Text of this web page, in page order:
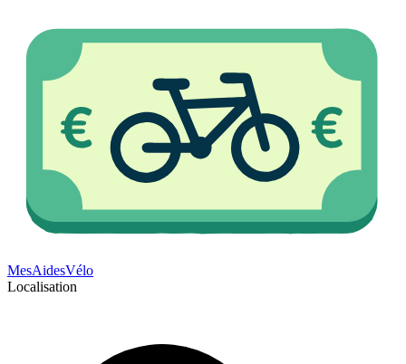
MesAidesVélo
Localisation